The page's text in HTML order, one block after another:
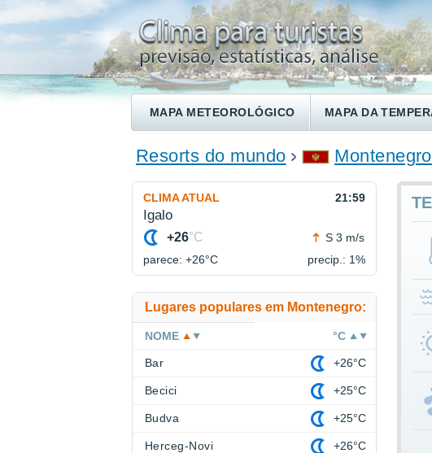
MAPA METEOROLÓGICO MAPA DA
ENCONTRE UM HOTEL
Resorts do mundo Montenegro
CLIMA ATUAL 21:59
Igalo
+26°C
S 3 m/s
parece: +26°C precip.: 1%
Lugares populares em Montenegro:
NOME °C
Bar +26°C
Becici +25°C
Budva +25°C
Herceg-Novi +26°C